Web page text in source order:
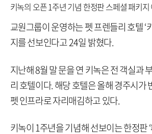
키녹의 오픈 1주년 기념 한정판 스페셜 패키
교원그룹이 운영하는 펫 프렌들리 호텔 ‘
지를 선보인다고 24일 밝혔다.
지난해 8월 말 문을 연 키녹은 전 객실과
리 호텔이다. 해당 호텔은 올해 경주시
펫 인프라로 자리매김하고 있다.
키녹이 1주년을 기념해 선보이는 한정판